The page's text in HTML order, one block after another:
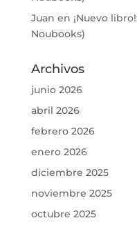
Juan en ¡Nuevo
Noubooks)
Archivos
junio 2026
abril 2026
febrero 2026
enero 2026
diciembre 2025
noviembre 2025
octubre 2025